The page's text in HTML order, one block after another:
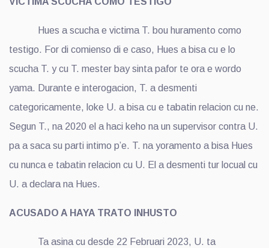
Hues a scucha e victima T. bou huramento como
testigo. For di comienso di e caso, Hues a bisa cu e lo
scucha T. y cu T. mester bay sinta pafor te ora e wordo
yama. Durante e interogacion, T. a desmenti
categoricamente, loke U. a bisa cu e tabatin relacion cu ne.
Segun T., na 2020 el a haci keho na un supervisor contra U.
pa a saca su parti intimo p’e. T. na yoramento a bisa Hues
cu nunca e tabatin relacion cu U. El a desmenti tur locual cu
U. a declara na Hues.
ACUSADO A HAYA TRATO INHUSTO
Ta asina cu desde 22 Februari 2023, U. ta